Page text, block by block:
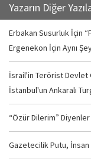
Yazarın Diğer
Erbakan Susurluk İçin
Ergenekon İçin Aynı
İsrail'in Terörist Devlet
İstanbul'un Ankaralı
“Özür Dilerim”
Gazetecilik Putu, İnsan